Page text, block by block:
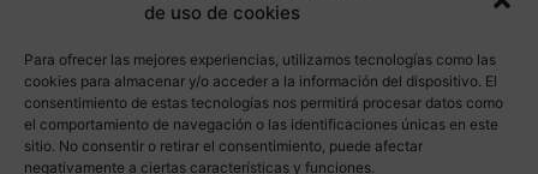
de uso de cookies
Para ofrecer las mejores experiencias, utilizamos tecnologías como las
cookies para almacenar y/o acceder a la información del dispositivo. El
consentimiento de estas tecnologías nos permitirá procesar datos como
el comportamiento de navegación o las identificaciones únicas en este
sitio. No consentir o retirar el consentimiento, puede afectar
negativamente a ciertas características y funciones.
SÍGUENOS EN REDES SOCIALES